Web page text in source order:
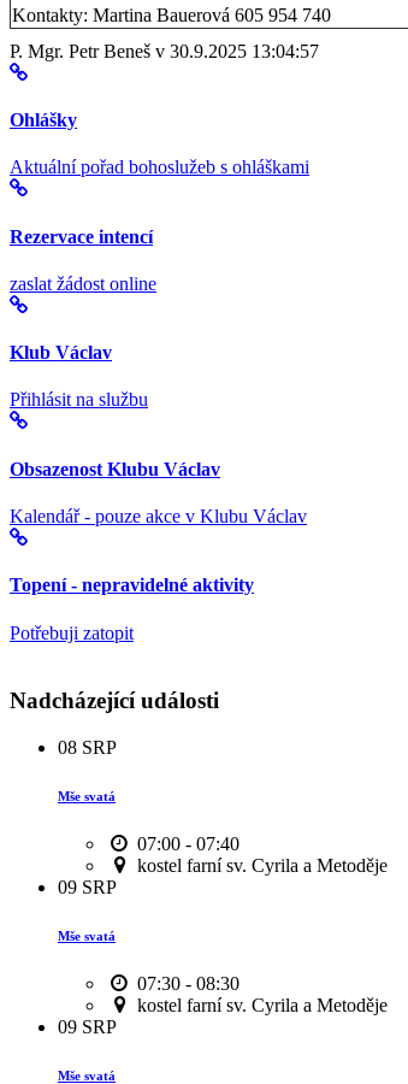
Kontakty: Martina Bauerová 605 954 740
P. Mgr. Petr Beneš v 30.9.2025 13:04:57
Ohlášky
Aktuální pořad bohoslužeb s ohláškami
Rezervace intencí
zaslat žádost online
Klub Václav
Přihlásit na službu
Obsazenost Klubu Václav
Kalendář - pouze akce v Klubu Václav
Topení - nepravidelné aktivity
Potřebuji zatopit
Nadcházející události
08 SRP
Mše svatá
07:00 - 07:40
kostel farní sv. Cyrila a Metoděje
09 SRP
Mše svatá
07:30 - 08:30
kostel farní sv. Cyrila a Metoděje
09 SRP
Mše svatá